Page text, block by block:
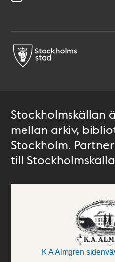
Stockholmskällan
mellan arkiv,
Stockholm.
till
K A Almgren